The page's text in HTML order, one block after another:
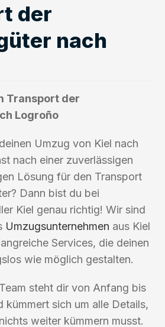
der
nach
Transport der
Logroño
Umzug von Kiel nach
nach einer zuverlässigen
Lösung für den Transport
Dann bist du bei
Kiel genau richtig! Wir sind
Umzugsunternehmen aus Kiel
Services, die deinen
wie möglich gestalten.
steht dir von Anfang bis
kümmert sich um alle Details,
weiter kümmern musst.